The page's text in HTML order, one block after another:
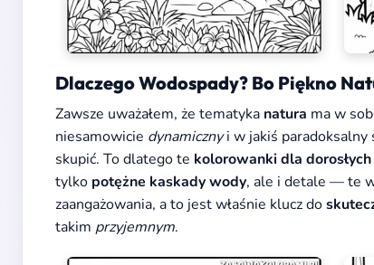
Dlaczego Wodospady? Bo Piękno
Zawsze uważałem, że tematyka natura ma w
niesamowicie dynamicznyi w jakiś paradoksalny
skupić. To dlatego te kolorowanki dla dorosłych
tylko potężne kaskady wody, ale i detale — te
zaangażowania, a to jest właśnie klucz do
takim przyjemnym.